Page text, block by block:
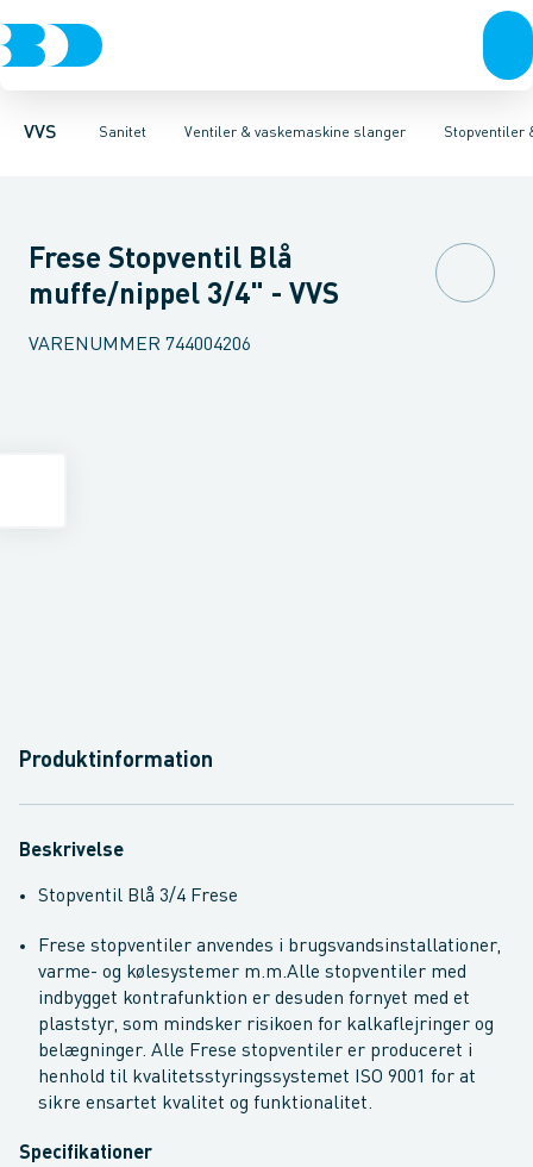
VVS Sanitet
Rør & fittingsPressfittings & rørKuglehaner & ventilerAfløb
Ventiler & vaskemaskine slanger
Toiletter, sæder og cisternerVaskeArmaturerBrusereStopventiler
Servanteventiler Stopventiler & kuglehanerAftapventiler &
Frese Stopventil Blå
muffe/nippel 3/4" - VVS
VARENUMMER 744004206
Produktinformation
Beskrivelse
Stopventil Blå 3/4 Frese
Frese stopventiler anvendes i brugsvandsinstallationer,
varme- og kølesystemer m.m.Alle stopventiler med
indbygget kontrafunktion er desuden fornyet med et
plaststyr, som mindsker risikoen for kalkaflejringer og
belægninger. Alle Frese stopventiler er produceret i
henhold til kvalitetsstyringssystemet ISO 9001 for at
sikre ensartet kvalitet og funktionalitet.
Specifikationer